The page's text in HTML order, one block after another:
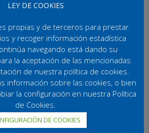
(Mad
rid)
Implant Dentistry (Berna, Suiza)
en Implantología en Cirugía y
teórico de Cirugía Bucal
LEY DE COOKIES
propias y de terceros para prestar
y recoger información estadística
navegando está dando su
la aceptación de las mencionadas
de nuestra política de cookies.
información sobre las cookies, o bien
la configuración en nuestra Política
de Cookies.
DE COOKIES